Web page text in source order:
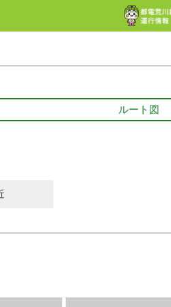
ルート図